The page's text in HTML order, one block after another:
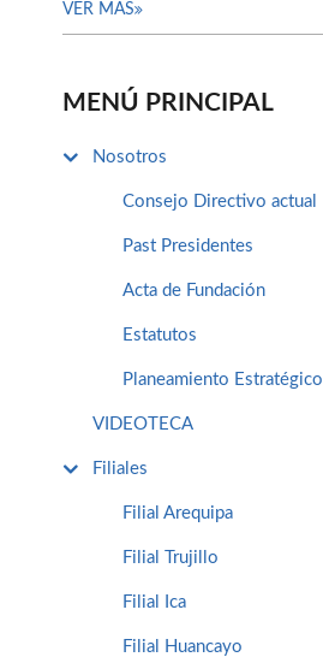
VER MÁS
MENÚ PRINCIPAL
Nosotros
Consejo Directivo actual
Past Presidentes
Acta de Fundación
Estatutos
Planeamiento Estratégico
VIDEOTECA
Filiales
Filial Arequipa
Filial Trujillo
Filial Ica
Filial Huancayo